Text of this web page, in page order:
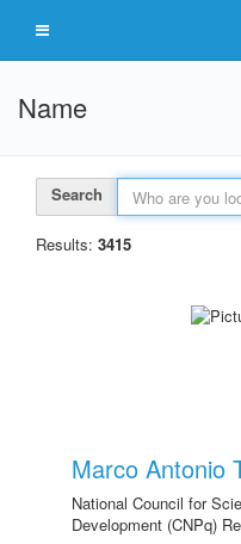
Name
Search
Results: 3415
Marco Antonio
National Council for
Development (CNPq)